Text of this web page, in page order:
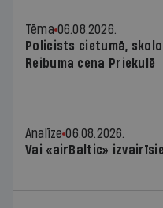
Tēma 06.08.2026.
Policists cietumā,
Reibuma cena Priekulē
Analīze 06.08.2026.
Vai «airBaltic»